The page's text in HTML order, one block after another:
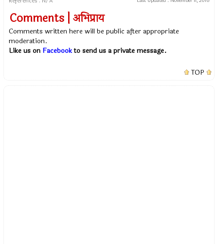
Comments | अभिप्राय
Comments written here will be public after appropriate
moderation.
Like us on Facebookto send us a private message.
TOP